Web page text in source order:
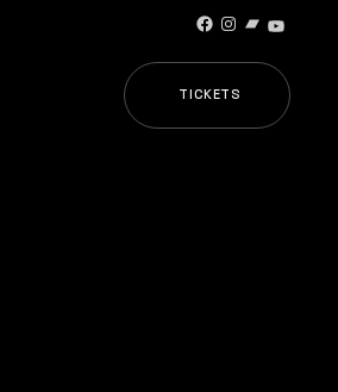
Facebook
Instagram
Bandcamp
TICKETS